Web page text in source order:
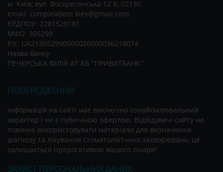
м. Київ, вул. Воскресенська 12 Б, 02130.
email: complexdent.kiev@gmail.com
ЄРДПОУ: 2281520181
МФО: 305299
Р/c: UA213052990000026000036218074
Назва банку:
ПЕЧЕРСЬКА ФІЛІЯ АТ КБ “ПРИВАТБАНК”
ПОПЕРЕДЖЕННЯ:
Інформація на сайті має виключно ознайомлювальний
характер і не є публічною офертою. Відвідувачі сайту не
повинні використовувати матеріали для визначення
діагнозу та лікування стоматологічних захворювань, це
залишається прерогативою вашого лікаря!
ЗАХИСТ ПЕРСОНАЛЬНИХ ДАНИХ